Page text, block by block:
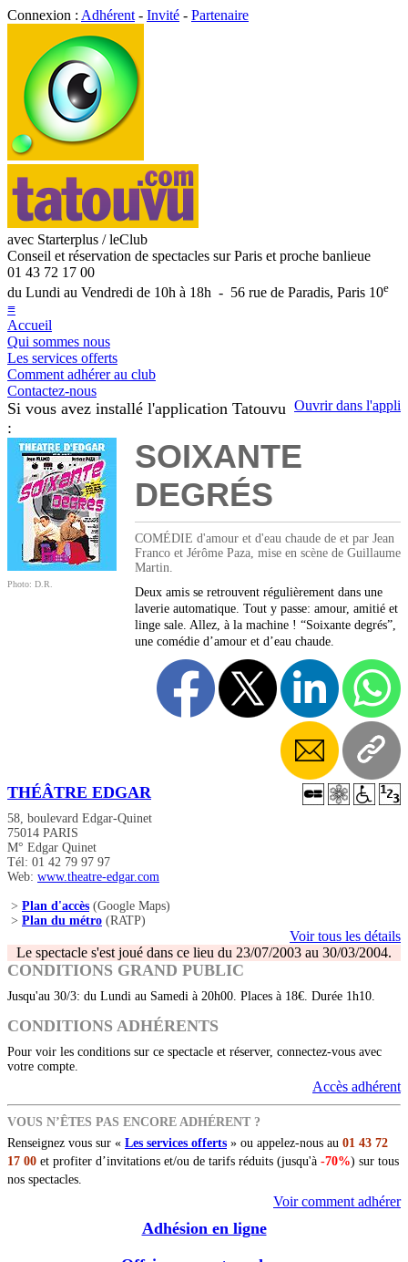
Connexion : Adhérent - Invité - Partenaire
avec Starterplus / leClub
Conseil et réservation de spectacles sur Paris et proche banlieue
01 43 72 17 00
du Lundi au Vendredi de 10h à 18h - 56 rue de Paradis, Paris 10e
≡
Accueil
Qui sommes nous
Les services offerts
Comment adhérer au club
Contactez-nous
Ouvrir dans l'appli
Si vous avez installé l'application Tatouvu
:
Photo: D.R.
SOIXANTE
DEGRÉS
COMÉDIE d'amour et d'eau chaude de et par Jean
Franco et Jérôme Paza, mise en scène de Guillaume
Martin.
Deux amis se retrouvent régulièrement dans une
laverie automatique. Tout y passe: amour, amitié et
linge sale. Allez, à la machine ! “Soixante degrés”,
une comédie d’amour et d’eau chaude.
THÉÂTRE EDGAR
58, boulevard Edgar-Quinet
75014 PARIS
M° Edgar Quinet
Tél: 01 42 79 97 97
Web: www.theatre-edgar.com
> Plan d'accès (Google Maps)
> Plan du métro (RATP)
Voir tous les détails
Le spectacle s'est joué dans ce lieu du 23/07/2003 au 30/03/2004.
CONDITIONS GRAND PUBLIC
Jusqu'au 30/3: du Lundi au Samedi à 20h00. Places à 18€. Durée 1h10.
CONDITIONS ADHÉRENTS
Pour voir les conditions sur ce spectacle et réserver, connectez-vous avec
votre compte.
Accès adhérent
VOUS N’ÊTES PAS ENCORE ADHÉRENT ?
Renseignez vous sur « Les services offerts » ou appelez-nous au 01 43 72
17 00 et profiter d’invitations et/ou de tarifs réduits (jusqu'à -70%) sur tous
nos spectacles.
Voir comment adhérer
Adhésion en ligne